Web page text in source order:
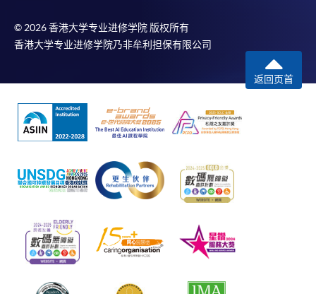
© 2026 香港大学专业进修学院 版权所有
香港大学专业进修学院乃非牟利担保有限公司
返回页首